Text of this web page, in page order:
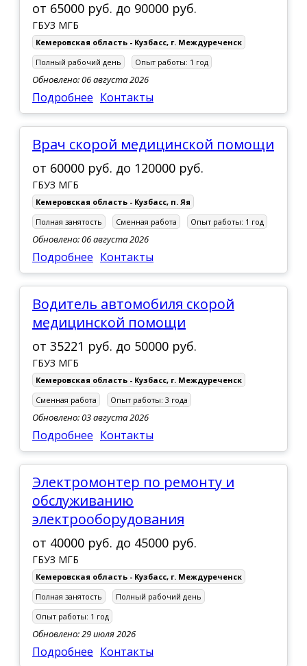
от 65000 руб. до 90000 руб.
ГБУЗ МГБ
Кемеровская область - Кузбасс, г. Междуреченск
Полный рабочий день
Опыт работы: 1 год
Обновлено: 06 августа 2026
Подробнее Контакты
Врач скорой медицинской помощи
от 60000 руб. до 120000 руб.
ГБУЗ МГБ
Кемеровская область - Кузбасс, п. Яя
Полная занятость
Сменная работа Опыт работы: 1 год
Обновлено: 06 августа 2026
Подробнее Контакты
Водитель автомобиля скорой
медицинской помощи
от 35221 руб. до 50000 руб.
ГБУЗ МГБ
Кемеровская область - Кузбасс, г. Междуреченск
Сменная работа
Опыт работы: 3 года
Обновлено: 03 августа 2026
Подробнее Контакты
Электромонтер по ремонту и
обслуживанию
электрооборудования
от 40000 руб. до 45000 руб.
ГБУЗ МГБ
Кемеровская область - Кузбасс, г. Междуреченск
Полная занятость
Полный рабочий день
Опыт работы: 1 год
Обновлено: 29 июля 2026
Подробнее Контакты